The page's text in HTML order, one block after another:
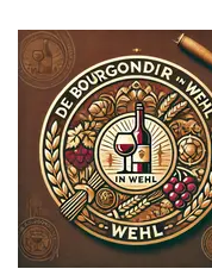
naar
inhoud
Enter)